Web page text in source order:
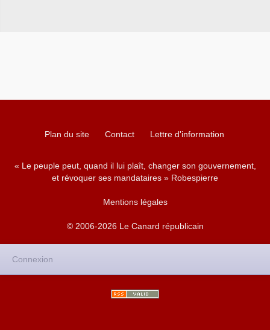
Plan du site Contact Lettre d'information
« Le peuple peut, quand il lui plaît, changer son gouvernement,
et révoquer ses mandataires » Robespierre
Mentions légales
© 2006-2026 Le Canard républicain
Connexion